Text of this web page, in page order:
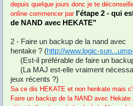
depuis quelque jours donc je te
online commencer par l'étape 2 - qui
de NAND avec HEKATE"
2 - Faire un backup de la nand avec
hentake ? (http://www.logic-
(Est-il préférable de faire un
(La MAJ est-elle vraiment
jeux récents ?)
Sa ce dis HEKATE et non henkate mais
Faire un backup de la NAND avec